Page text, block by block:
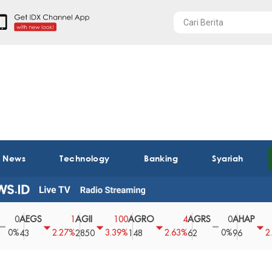
Technology Banking Syariah
AEGS
43
2.27%
AGII
2850
3.39%
AGRO
148
2.63%
AGRS
62
0
AHAP
96
2.04%